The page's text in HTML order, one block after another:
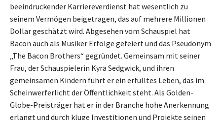
beeindruckender Karriereverdienst hat wesentlich zu
seinem Vermögen beigetragen, das auf mehrere Millionen
Dollar geschätzt wird. Abgesehen vom Schauspiel hat
Bacon auch als Musiker Erfolge gefeiert und das Pseudonym
„The Bacon Brothers“ gegründet. Gemeinsam mit seiner
Frau, der Schauspielerin Kyra Sedgwick, und ihren
gemeinsamen Kindern führt er ein erfülltes Leben, das im
Scheinwerferlicht der Öffentlichkeit steht. Als Golden-
Globe-Preisträger hat er in der Branche hohe Anerkennung
erlangt und durch kluge Investitionen und Projekte seinen